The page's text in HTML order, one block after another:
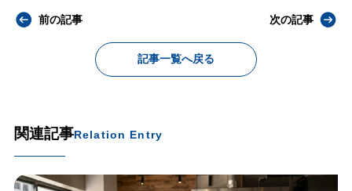
前の記事
記事一覧へ戻る
次の記事
関連記事Relation Entry